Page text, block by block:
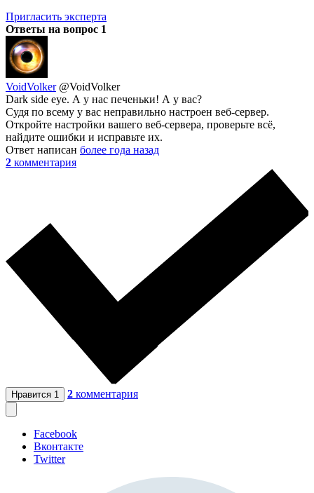
Пригласить эксперта
Ответы на вопрос 1
VoidVolker @VoidVolker
Dark side eye. А у нас печеньки! А у вас?
Судя по всему у вас неправильно настроен веб-сервер.
Откройте настройки вашего веб-сервера, проверьте всё,
найдите ошибки и исправьте их.
Ответ написан более года назад
2 комментария
Нравится 1 2 комментария
Facebook
Вконтакте
Twitter